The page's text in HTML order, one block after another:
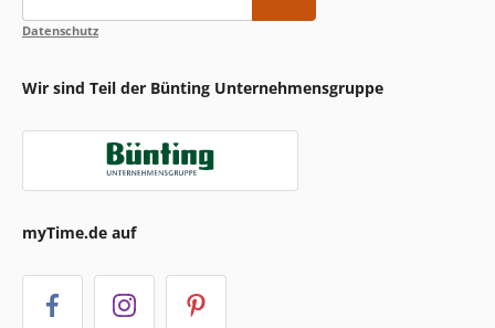
Datenschutz
Wir sind Teil der Bünting Unternehmensgruppe
myTime.de auf